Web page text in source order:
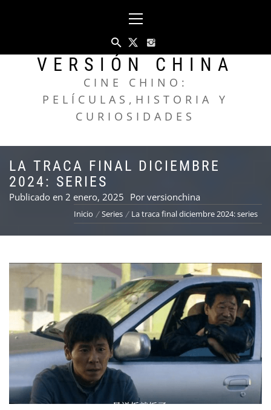
principal
VERSIÓN CHINA
CINE CHINO:
PELÍCULAS,HISTORIA Y
CURIOSIDADES
LA TRACA FINAL DICIEMBRE
2024: SERIES
Publicado en 2 enero, 2025 Por versionchina
Inicio Series La traca final diciembre 2024: series